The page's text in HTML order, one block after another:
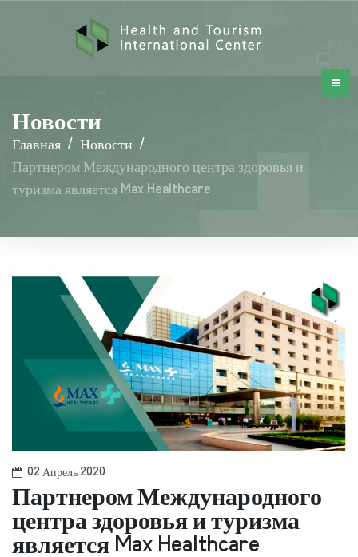
Новости
Главная / Новости /
Партнером Международного центра здоровья и
туризма является Max Healthcare
02 Апрель 2020
Партнером Международного
центра здоровья и туризма
является Max Healthcare